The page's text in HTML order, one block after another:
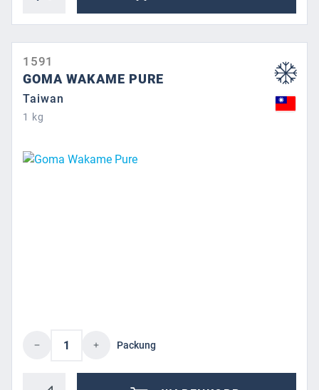
1591
GOMA WAKAME PURE
Taiwan
1 kg
Produkt Anzahl: Gib den gewünschten
Packung